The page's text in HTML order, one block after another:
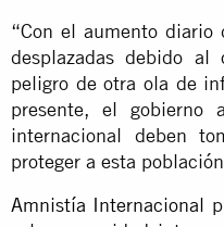
“Con el aumento diario
desplazadas debido
peligro de otra ola de
presente, el gobierno
internacional deben
proteger a esta
Amnistía Internacional